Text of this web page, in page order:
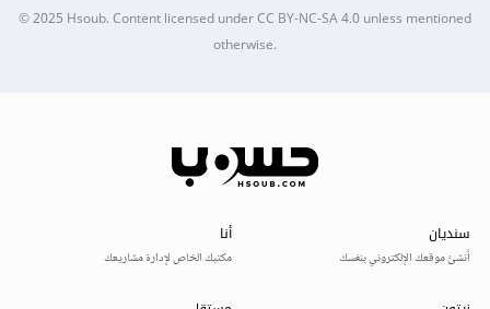
© 2025Hsoub.Content licensed underCC BY-NC-SA 4.0unless mentioned
otherwise.